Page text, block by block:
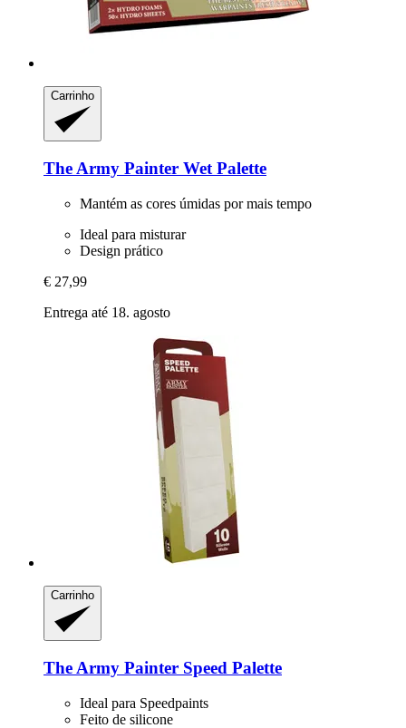
Carrinho
The Army Painter Wet Palette
Mantém as cores úmidas por mais tempo
Ideal para misturar
Design prático
€ 27,99
Entrega até 18. agosto
Carrinho
The Army Painter Speed Palette
Ideal para Speedpaints
Feito de silicone